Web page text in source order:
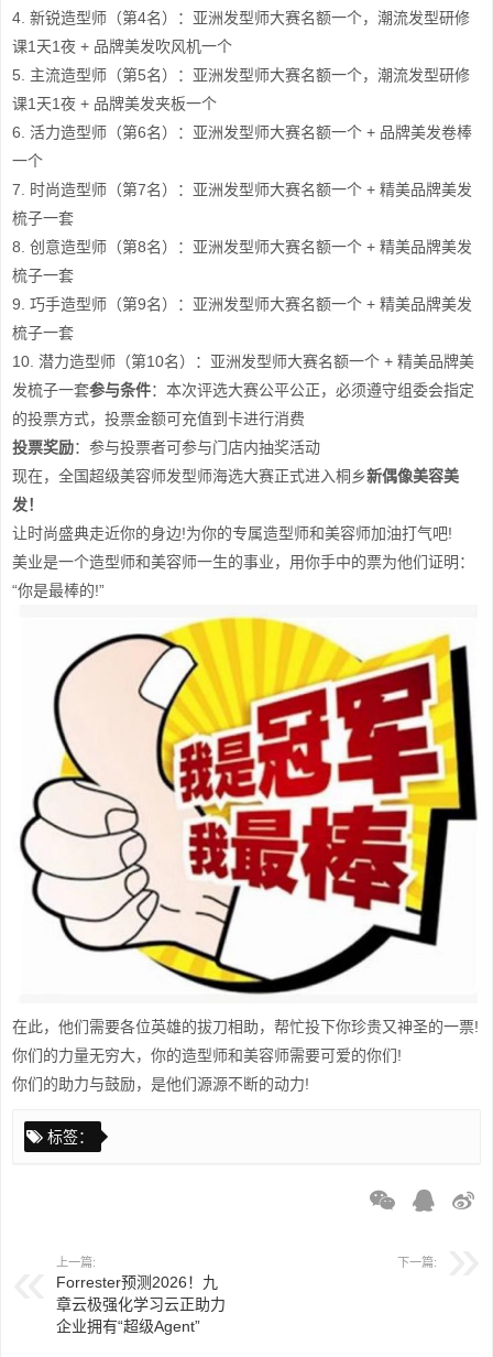
4. 新锐造型师（第4名）：亚洲发型师大赛名额一个，潮流发型研修
课1天1夜 + 品牌美发吹风机一个
5. 主流造型师（第5名）：亚洲发型师大赛名额一个，潮流发型研修
课1天1夜 + 品牌美发夹板一个
6. 活力造型师（第6名）：亚洲发型师大赛名额一个 + 品牌美发卷棒
一个
7. 时尚造型师（第7名）：亚洲发型师大赛名额一个 + 精美品牌美发
梳子一套
8. 创意造型师（第8名）：亚洲发型师大赛名额一个 + 精美品牌美发
梳子一套
9. 巧手造型师（第9名）：亚洲发型师大赛名额一个 + 精美品牌美发
梳子一套
10. 潜力造型师（第10名）：亚洲发型师大赛名额一个 + 精美品牌美
发梳子一套参与条件：本次评选大赛公平公正，必须遵守组委会指定
的投票方式，投票金额可充值到卡进行消费
投票奖励：参与投票者可参与门店内抽奖活动
现在，全国超级美容师发型师海选大赛正式进入桐乡新偶像美容美
发！
让时尚盛典走近你的身边!为你的专属造型师和美容师加油打气吧!
美业是一个造型师和美容师一生的事业，用你手中的票为他们证明：
“你是最棒的!”
在此，他们需要各位英雄的拔刀相助，帮忙投下你珍贵又神圣的一票!
你们的力量无穷大，你的造型师和美容师需要可爱的你们!
你们的助力与鼓励，是他们源源不断的动力!
标签：
上一篇:
Forrester预测2026！九
章云极强化学习云正助力
企业拥有“超级Agent”
下一篇: